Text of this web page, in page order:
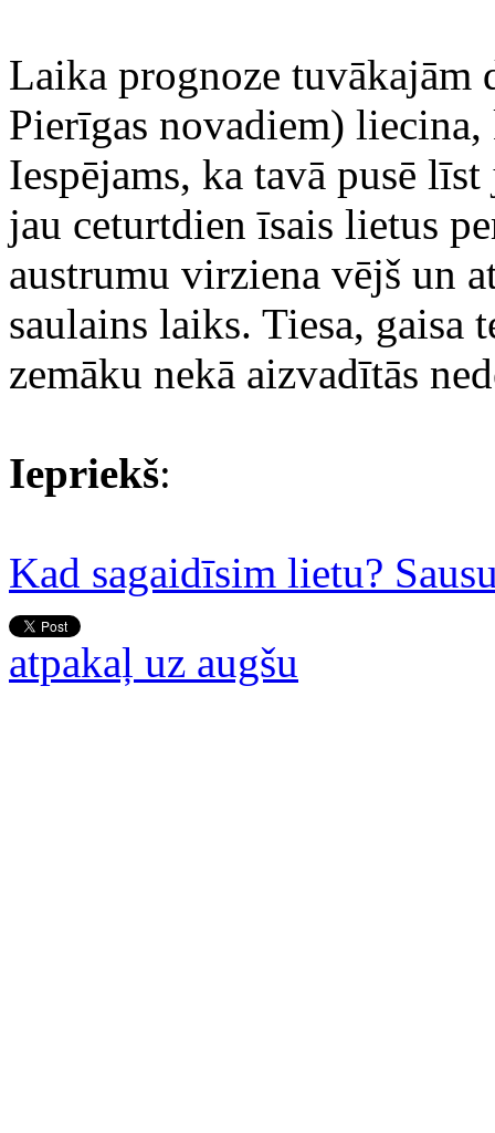
Laika prognoze tuvākajām
Pierīgas novadiem)
Iespējams, ka tavā pusē
jau ceturtdien īsais lietus
austrumu virziena vējš un
saulains laiks. Tiesa, gaisa
zemāku nekā aizvadītās
Iepriekš:
Kad sagaidīsim lietu?
atpakaļ uz augšu